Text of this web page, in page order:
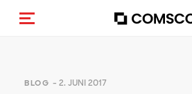
Navigation (de-)aktivieren
BLOG - 2. JUNI 2017